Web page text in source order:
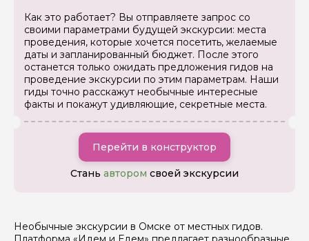
Как это работает? Вы отправляете запрос со
своими параметрами будущей экскурсии: места
проведения, которые хочется посетить, желаемые
даты и запланированный бюджет. После этого
останется только ожидать предложения гидов на
проведение экскурсии по этим параметрам. Наши
гиды точно расскажут необычные интересные
факты и покажут удивляющие, секретные места.
Перейти в конструктор
Стань автором своей экскурсии
Необычные экскурсии в Омске от местных гидов.
Ваш номер телефона
Вопросы и комментарии
Если у вас есть интересующие вопросы, можете их
задать